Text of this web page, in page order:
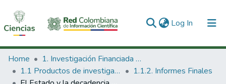
Log In (current)
Communities & Collections
All of DSpace
Home
1. Investigación Financiada con Recursos Públicos
1.1 Productos de investigación
1.1.2. Informes Finales